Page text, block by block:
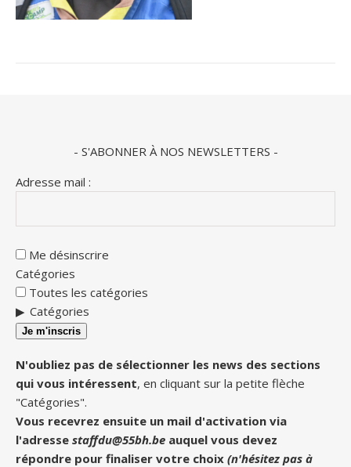
- S'ABONNER À NOS NEWSLETTERS -
Adresse mail :
Me désinscrire
Catégories
Toutes les catégories
Catégories
Je m'inscris
N'oubliez pas de sélectionner les news des sections
qui vous intéressent, en cliquant sur la petite flèche
"Catégories".
Vous recevrez ensuite un mail d'activation via
l'adresse staffdu@55bh.be auquel vous devez
répondre pour finaliser votre choix (n'hésitez pas à